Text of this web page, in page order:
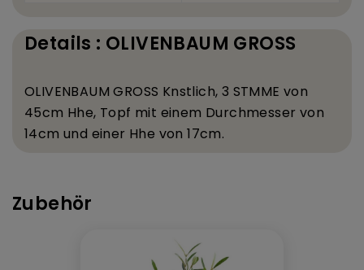
Details : OLIVENBAUM GROSS
OLIVENBAUM GROSS Knstlich, 3 STMME von
45cm Hhe, Topf mit einem Durchmesser von
14cm und einer Hhe von 17cm.
Zubehör